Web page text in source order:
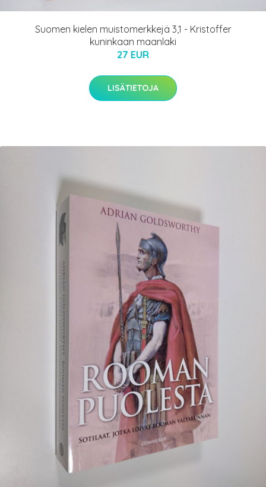
Suomen kielen muistomerkkejä 3,1 - Kristoffer
kuninkaan maanlaki
27 EUR
LISÄTIETOJA